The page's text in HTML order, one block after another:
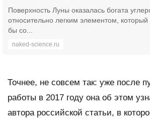
Поверхность Луны оказалась богата
относительно легким элементом, который
бы со...
naked-science.ru
Точнее, не совсем так: уже после
работы в 2017 году она об этом
автора российской статьи, в